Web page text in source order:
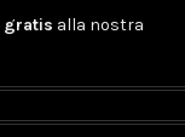
gratis alla nostra